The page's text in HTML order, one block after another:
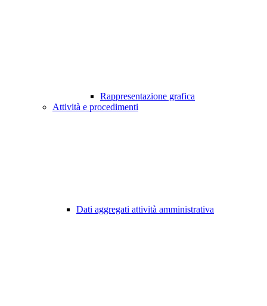
Rappresentazione grafica
Attività e procedimenti
Dati aggregati attività amministrativa